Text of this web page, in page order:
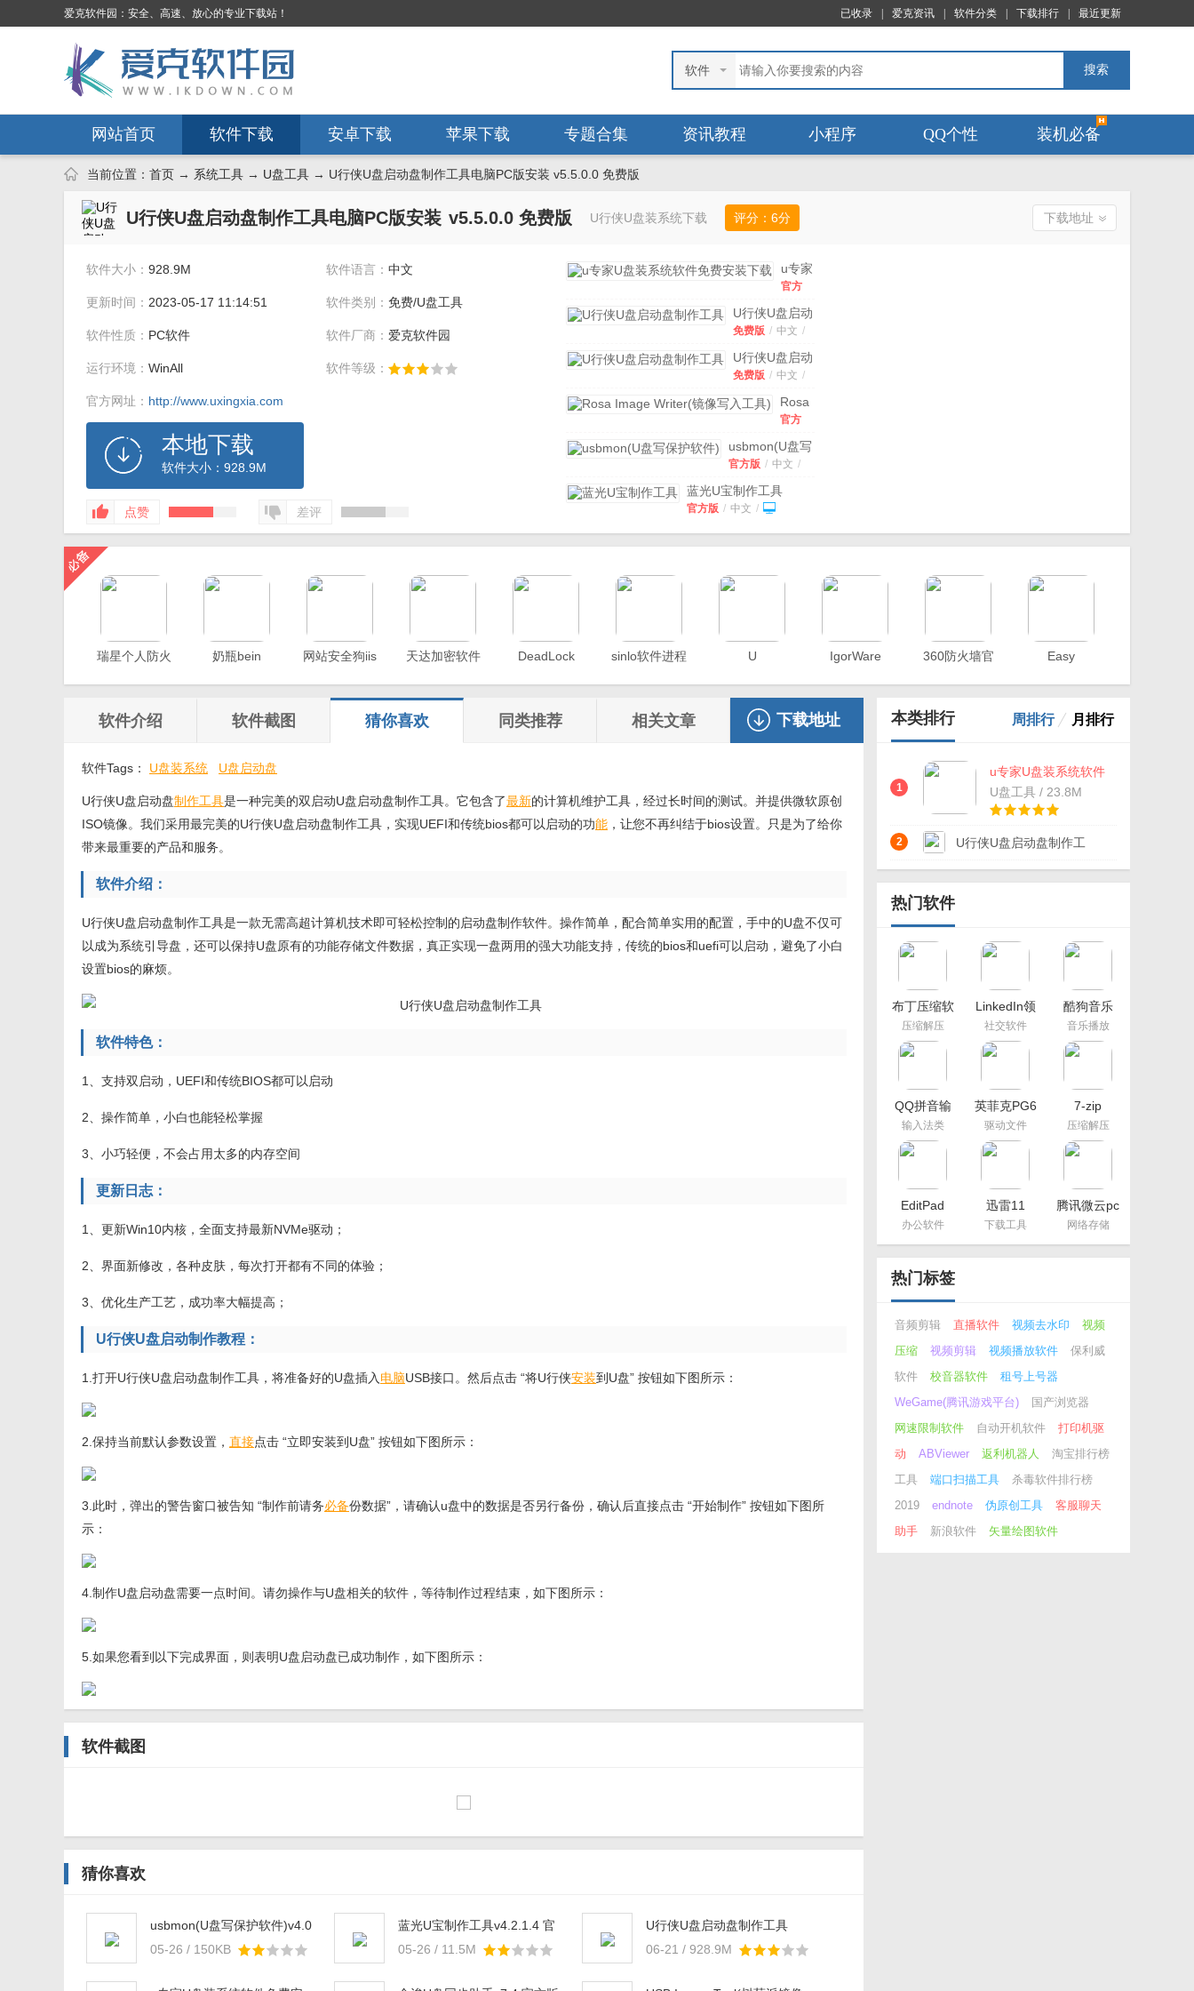
爱克软件园：安全、高速、放心的专业下载站！ 已收录 爱克资讯 软件分类 下载排行 最近更新
软件 搜索
网站首页 软件下载 安卓下载 苹果下载 专题合集 资讯教程 小程序 QQ个性 装机必备
当前位置： 首页 → 系统工具 → U盘工具 → U行侠U盘启动盘制作工具电脑PC版安装 v5.5.0.0 免费版
U行侠U盘启动盘制作工具电脑PC版安装 v5.5.0.0 免费版 U行侠U盘装系统下载 评分： 6分 下载地址
软件大小： 928.9M 软件语言： 中文
更新时间： 2023-05-17 11:14:51 软件类别： 免费/U盘工具
软件性质： PC软件 软件厂商： 爱克软件园
运行环境： WinAll 软件等级：
官方网址： http://www.uxingxia.com
本地下载
软件大小：928.9M
点赞 差评
u专家
U盘装
软件
免费
安装
下载
v20.23.3.21
官方
版
官方
文 /
U行侠U盘启动
盘制作工具
版
免费版 / 中文 /
U行侠U盘启动
盘制作工具
版
免费版 / 中文 /
Rosa
Image
像写
入工
具)
版
官方
文 /
usbmon(U盘写
保护软件) v4.0
官方版 / 中文 /
蓝光U宝制作工具
v4.2.1.4 官方版
官方版 / 中文 /
金浚U盘同步助手 v7.4
官方版
Win32
Disk
汉
Image
Tool(树
镜
像
写
化
版
Hub(PE
启动
盘制
作工
中文 /
瑞星个人防火
奶瓶bein
网站安全狗iis
天达加密软件 DeadLock
sinlo软件进程
U
IgorWare
360防火墙官
Easy
软件介绍 软件截图 猜你喜欢 同类推荐 相关文章 下载地址
软件Tags： U盘装系统 U盘启动盘
U行侠U盘启动盘制作工具是一种完美的双启动U盘启动盘制作工具。它包含了最新的计算机维护工具，经过长时间的测试。并提供微软原创
ISO镜像。我们采用最完美的U行侠U盘启动盘制作工具，实现UEFI和传统bios都可以启动的功能 ，让您不再纠结于bios设置。只是为了给你
带来最重要的产品和服务。
软件介绍：
U行侠U盘启动盘制作工具是一款无需高超计算机技术即可轻松控制的启动盘制作软件。操作简单，配合简单实用的配置，手中的U盘不仅可
以成为系统引导盘，还可以保持U盘原有的功能存储文件数据，真正实现一盘两用的强大功能支持，传统的bios和uefi可以启动，避免了小白
设置bios的麻烦。
软件特色：
1、支持双启动，UEFI和传统BIOS都可以启动
2、操作简单，小白也能轻松掌握
3、小巧轻便，不会占用太多的内存空间
更新日志：
1、更新Win10内核，全面支持最新NVMe驱动；
2、界面新修改，各种皮肤，每次打开都有不同的体验；
3、优化生产工艺，成功率大幅提高；
U行侠U盘启动制作教程：
1.打开U行侠U盘启动盘制作工具，将准备好的U盘插入 电脑USB接口。然后点击 “将U行侠安装到U盘” 按钮如下图所示：
2.保持当前默认参数设置， 直接点击 “立即安装到U盘” 按钮如下图所示：
3.此时，弹出的警告窗口被告知 “制作前请务必备份数据”，请确认u盘中的数据是否另行备份，确认后直接点击 “开始制作” 按钮如下图所
示：
4.制作U盘启动盘需要一点时间。请勿操作与U盘相关的软件，等待制作过程结束，如下图所示：
5.如果您看到以下完成界面，则表明U盘启动盘已成功制作，如下图所示：
软件截图
猜你喜欢
usbmon(U盘写保护软件)v4.0
05-26 / 150KB
蓝光U宝制作工具v4.2.1.4 官
05-26 / 11.5M
U行侠U盘启动盘制作工具
06-21 / 928.9M
本类排行 周排行 月排行
1
u专家U盘装系统软件
免费安装下载
v20.23.3.21 官方版
U盘工具 / 23.8M
2 U行侠U盘启动盘制作工
热门软件
布丁压缩软
件
压缩解压
LinkedIn领
英电脑版
社交软件
酷狗音乐
2021新版本
音乐播放
QQ拼音输
入法
输入法类
英菲克PG6
压枪鼠标宏
驱动文件
7-zip
压缩解压
EditPad
Pro（多功
能文本编辑
器）
办公软件
迅雷11
下载工具
腾讯微云pc
概念版
网络存储
热门标签
音频剪辑 直播软件 视频去水印
视频
压缩
视频剪辑 视频播放软件
保利威
软件
校音器软件
租号上号器
WeGame(腾讯游戏平台)
国产浏览器
网速限制软件
自动开机软件
打印机驱
动
ABViewer 返利机器人
淘宝排行榜
工具
端口扫描工具
杀毒软件排行榜
2019
endnote 伪原创工具
客服聊天
助手
新浪软件 矢量绘图软件